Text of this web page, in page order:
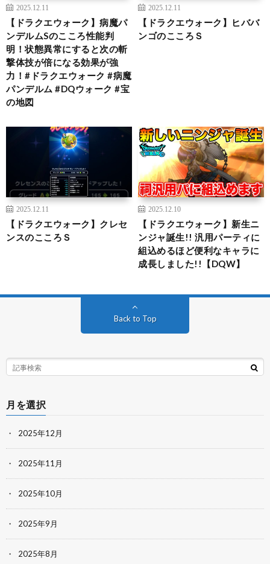
2025.12.11
【ドラクエウォーク】病魔パ
ンデルムSのこころ性能判
明！状態異常にすると次の斬
撃体技が倍になる効果が強
力！#ドラクエウォーク #病魔
パンデルム #DQウォーク #宝
の地図
2025.12.11
【ドラクエウォーク】ヒババ
ンゴのこころＳ
2025.12.11
【ドラクエウォーク】クレセ
ンスのこころＳ
2025.12.10
【ドラクエウォーク】新生ニ
ンジャ誕生!! 汎用パーティに
組込めるほど便利なキャラに
成長しました!!【DQW】
Back to Top
月を選択
2025年12月
2025年11月
2025年10月
2025年9月
2025年8月